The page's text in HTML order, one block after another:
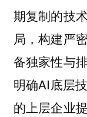
期复制的技
局，构建严
备独家性与
明确AI底层
的上层企业